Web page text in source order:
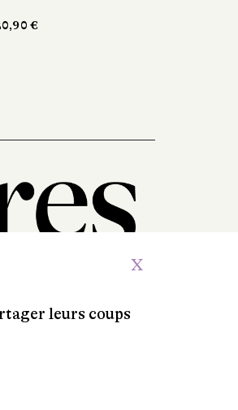
€
€
X
leurs coups